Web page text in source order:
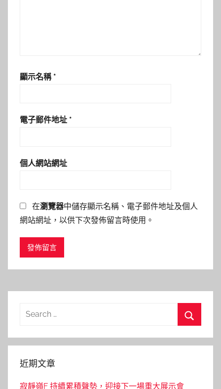
顯示名稱 *
電子郵件地址 *
個人網站網址
在瀏覽器中儲存顯示名稱、電子郵件地址及個人
網站網址，以供下次發佈留言時使用。
Search
近期文章
寂靜嶺F 持續累積聲勢，迎接下一場重大展示會